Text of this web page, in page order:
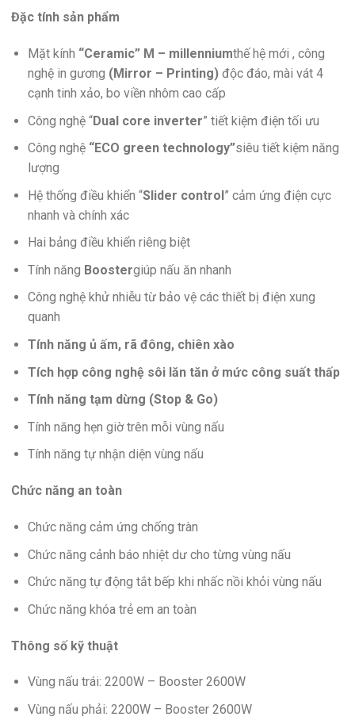
Đặc tính sản phẩm
Mặt kính “Ceramic” M – millenniumthế hệ mới , công
nghệ in gương (Mirror – Printing)độc đáo, mài vát 4
cạnh tinh xảo, bo viền nhôm cao cấp
Công nghệ “Dual core inverter” tiết kiệm điện tối ưu
Công nghệ “ECO green technology”siêu tiết kiệm năng
lượng
Hệ thống điều khiển “Slider control” cảm ứng điện cực
nhanh và chính xác
Hai bảng điều khiển riêng biệt
Tính năng Boostergiúp nấu ăn nhanh
Công nghệ khử nhiễu từ bảo vệ các thiết bị điện xung
quanh
Tính năng ủ ấm, rã đông, chiên xào
Tích hợp công nghệ sôi lăn tăn ở mức công suất thấp
Tính năng tạm dừng (Stop & Go)
Tính năng hẹn giờ trên mỗi vùng nấu
Tính năng tự nhận diện vùng nấu
Chức năng an toàn
Chức năng cảm ứng chống tràn
Chức năng cảnh báo nhiệt dư cho từng vùng nấu
Chức năng tự động tắt bếp khi nhấc nồi khỏi vùng nấu
Chức năng khóa trẻ em an toàn
Thông số kỹ thuật
Vùng nấu trái: 2200W – Booster 2600W
Vùng nấu phải: 2200W – Booster 2600W